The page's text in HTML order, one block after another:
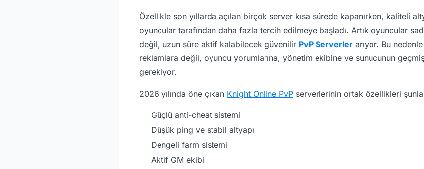
Özellikle son yıllarda açılan birçok server kısa sürede kapanırken, kaliteli
oyuncular tarafından daha fazla tercih edilmeye başladı. Artık oyuncular
değil, uzun süre aktif kalabilecek güvenilir PvP Serverler arıyor. Bu
reklamlara değil, oyuncu yorumlarına, yönetim ekibine ve sunucunun
gerekiyor.
2026 yılında öne çıkan Knight Online PvP serverlerinin ortak özellikleri
Güçlü anti-cheat sistemi
Düşük ping ve stabil altyapı
Dengeli farm sistemi
Aktif GM ekibi